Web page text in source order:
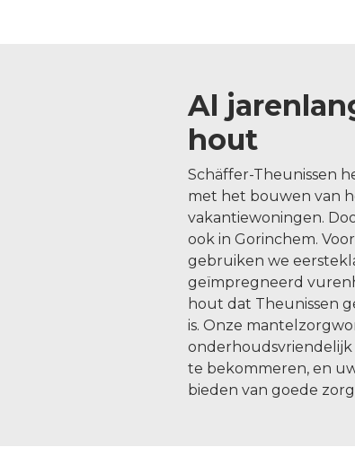
Al
hout
Schäffer-Theunissen
met het bouwen van
vakantiewoningen.
ook in Gorinchem.
gebruiken we
geïmpregneerd
hout dat Theunissen
is. Onze
te bekommeren, en
bieden van goede